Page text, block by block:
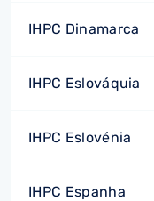
IHPC Dinamarca
IHPC Eslováquia
IHPC Eslovénia
IHPC Espanha